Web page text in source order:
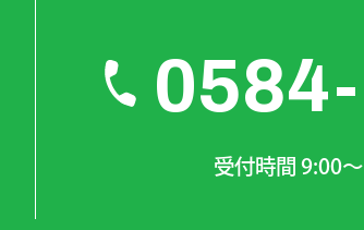
受付時間 9:00